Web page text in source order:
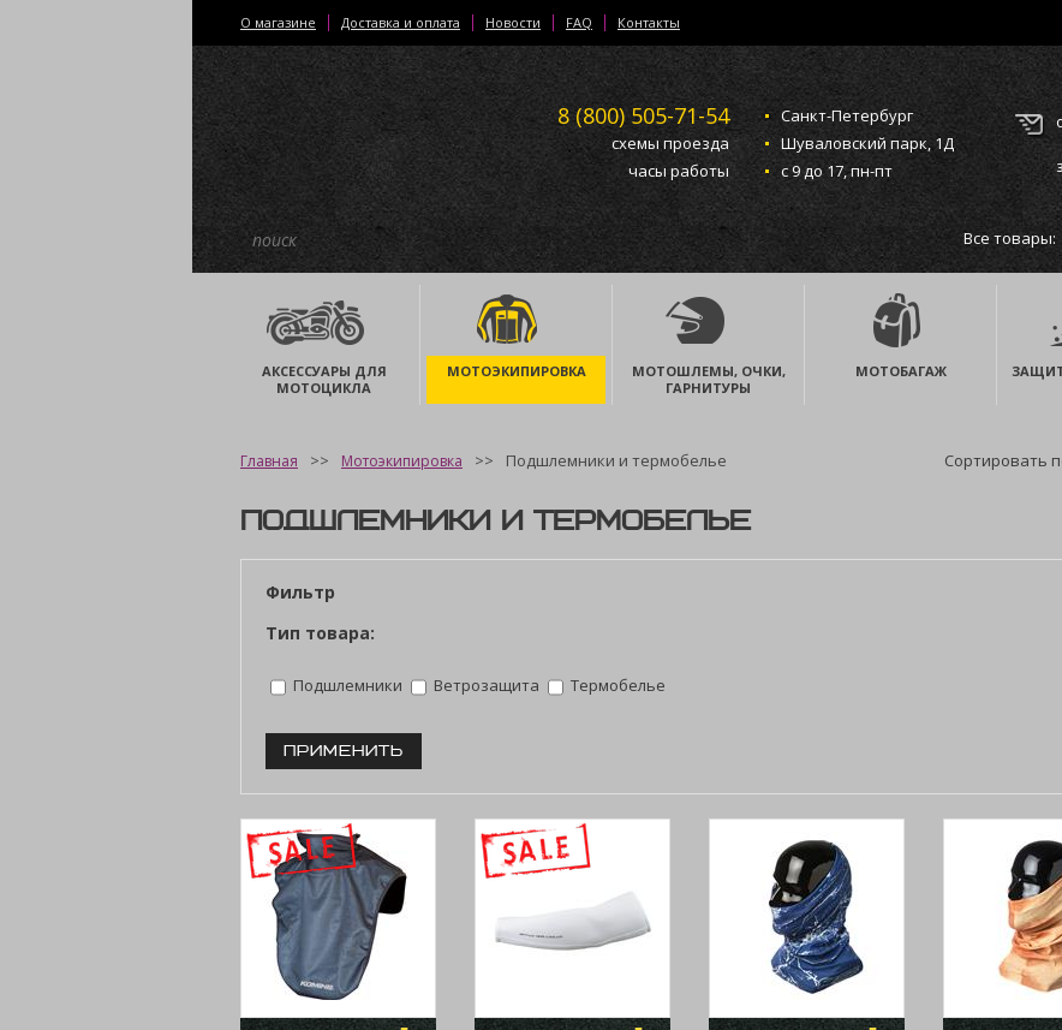
О магазине Доставка и оплата Новости FAQ Контакты
8 (800) 505-71-54
схемы проезда
часы работы
Санкт-Петербург
Шуваловский парк, 1Д
с 9 до 17, пн-пт
Все товары:
АКСЕССУАРЫ ДЛЯ
МОТОЦИКЛА
МОТОЭКИПИРОВКА
МОТОШЛЕМЫ, ОЧКИ,
ГАРНИТУРЫ
МОТОБАГАЖ
Главная Мотоэкипировка Подшлемники и термобелье Сортировать
ПОДШЛЕМНИКИ И ТЕРМОБЕЛЬЕ
Фильтр
Тип товара:
Подшлемники Ветрозащита Термобелье